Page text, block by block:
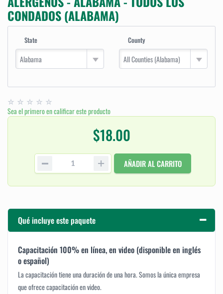
CONDADOS (ALABAMA)
State
Alabama
County
All Counties (Alabama)
Sea el primero en calificar este producto
$18.00
AÑADIR AL CARRITO
Qué incluye este paquete
Capacitación 100% en línea, en video (disponible en inglés
o español)
La capacitación tiene una duración de una hora. Somos la única empresa
que ofrece capacitación en video.